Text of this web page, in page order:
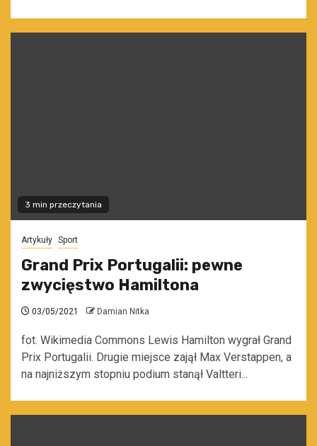
3 min przeczytania
Artykuły Sport
Grand Prix Portugalii: pewne
zwycięstwo Hamiltona
03/05/2021 Damian Nitka
fot. Wikimedia Commons Lewis Hamilton wygrał Grand
Prix Portugalii. Drugie miejsce zajął Max Verstappen, a
na najniższym stopniu podium stanął Valtteri...